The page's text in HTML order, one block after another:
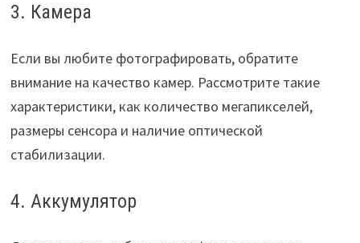
3. Камера
Если вы любите фотографировать, обратите
внимание на качество камер. Рассмотрите такие
характеристики, как количество мегапикселей,
размеры сенсора и наличие оптической
стабилизации.
4. Аккумулятор